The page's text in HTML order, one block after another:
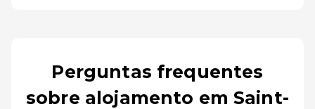
Perguntas frequentes
sobre alojamento em Saint-